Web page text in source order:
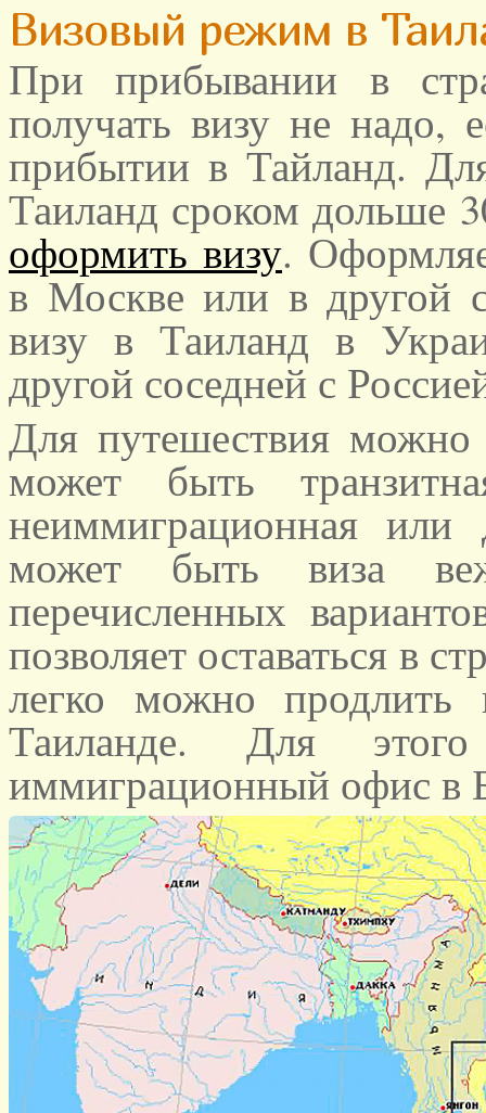
Визовый режим в
При прибывании в
получать визу не надо,
прибытии в Тайланд.
Таиланд сроком дольше
оформить визу.
в Москве или в другой
визу в Таиланд в
другой соседней с
Для путешествия
может быть
неиммиграционная или
может быть виза
перечисленных
позволяет оставаться в
легко можно
Таиланде. Для
иммиграционный офис в